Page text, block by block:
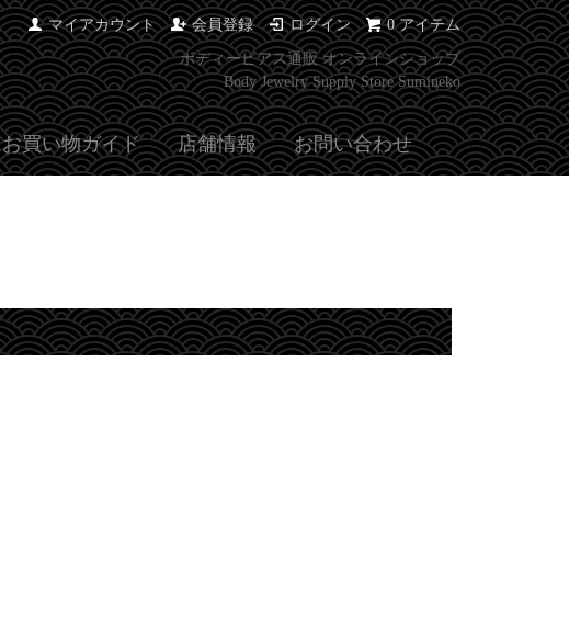
マイアカウント 会員登録 ログイン 0 アイテム
ボディーピアス通販 オンラインショップ
Body Jewelry Supply Store Sumineko
お買い物ガイド 店舗情報 お問い合わせ